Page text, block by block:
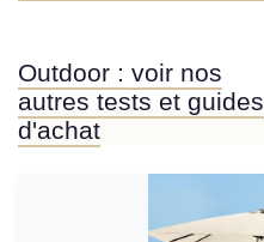
Outdoor : voir nos
autres tests et guides
d'achat